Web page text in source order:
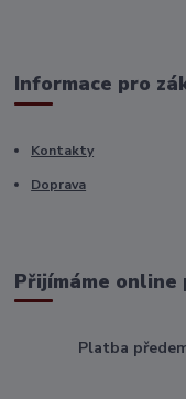
Informace pro
Kontakty
Doprava
Přijímáme online
Platba